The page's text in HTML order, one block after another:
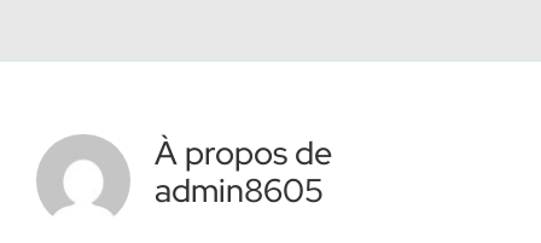
À propos de
admin8605